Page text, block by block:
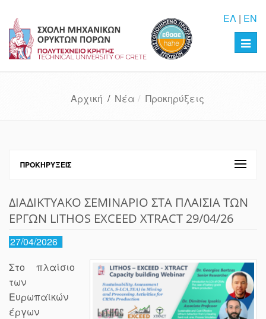
ΕΛ | EN
Αρχική / Νέα Προκηρύξεις
ΠΡΟΚΗΡΎΞΕΙΣ
ΔΙΑΔΙΚΤΥΑΚΟ ΣΕΜΙΝΑΡΙΟ ΣΤΑ ΠΛΑΙΣΙΑ ΤΩΝ
ΕΡΓΩΝ LITHOS EXCEED XTRACT 29/04/26
27/04/2026
Στο πλαίσιο
των
Ευρωπαϊκών
έργων